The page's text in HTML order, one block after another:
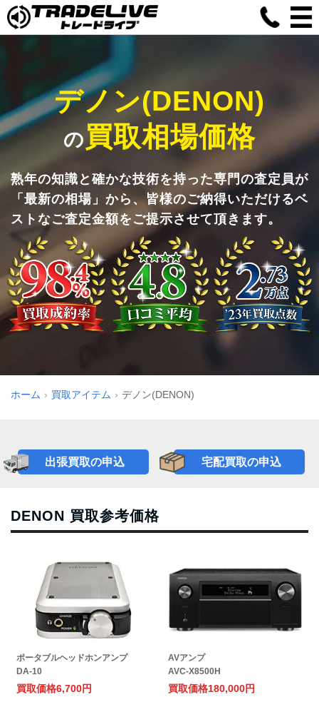
デノン(DENON)
の買取相場価格
熟年の知識と確かな技術を持った専門の査定員が
「最新の相場」から、皆様のご納得いただけるベ
ストなご査定金額をご提示させて頂きます。
ホーム 買取アイテム デノン(DENON)
出張買取の申込 宅配買取の申込
DENON 買取参考価格
ポータブルヘッドホンアンプ
DA-10
買取価格6,700円
AVアンプ
AVC-X8500H
買取価格180,000円